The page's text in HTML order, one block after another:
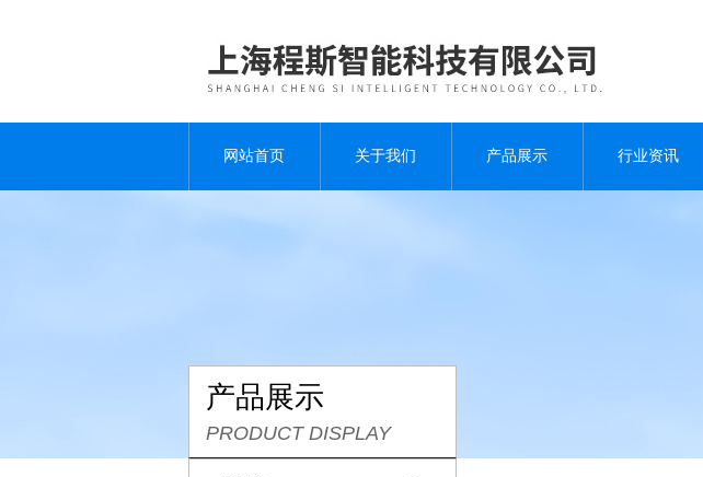
网站首页 关于我们 产品展示 行业资讯
产品展示
PRODUCT DISPLAY